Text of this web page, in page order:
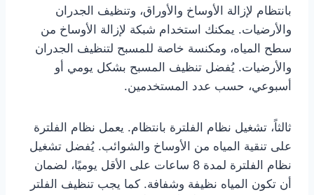
بانتظام لإزالة الأوساخ والأوراق، وتنظيف الجدران
والأرضيات. يمكنك استخدام شبكة لإزالة الأوساخ من
سطح المياه، ومكنسة خاصة للمسبح لتنظيف الجدران
والأرضيات. يُفضل تنظيف المسبح بشكل يومي أو
أسبوعي، حسب عدد المستخدمين.
ثالثاً، تشغيل نظام الفلترة بانتظام. يعمل نظام الفلترة
على تنقية المياه من الأوساخ والشوائب. يُفضل تشغيل
نظام الفلترة لمدة 8 ساعات على الأقل يوميًا، لضمان
أن تكون المياه نظيفة وشفافة. كما يجب تنظيف الفلتر